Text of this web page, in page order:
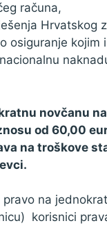
računa,
Hrvatskog
osiguranje kojim
novčanu
od 60,00
na troškove
na
korisnici